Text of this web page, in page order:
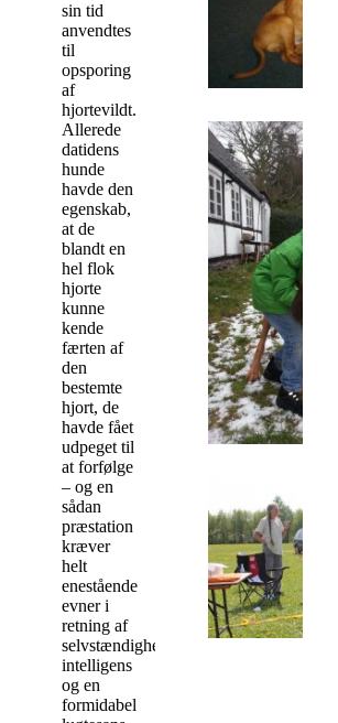
sin tid
anvendtes
til
opsporing
af
hjortevildt.
Allerede
datidens
hunde
havde den
egenskab,
at de
blandt en
hel flok
hjorte
kunne
kende
færten af
den
bestemte
hjort, de
havde fået
udpeget til
at forfølge
– og en
sådan
præstation
kræver
helt
enestående
evner i
retning af
selvstændighed,
intelligens
og en
formidabel